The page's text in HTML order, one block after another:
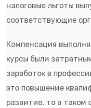
налоговые льготы
соответствующие
Компенсация
курсы были
заработок в
это повышение
развитие, то в таком